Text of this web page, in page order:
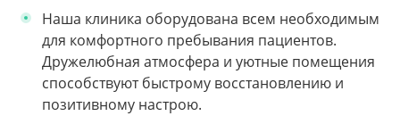
Наша клиника оборудована всем необходимым
для комфортного пребывания пациентов.
Дружелюбная атмосфера и уютные помещения
способствуют быстрому восстановлению и
позитивному настрою.